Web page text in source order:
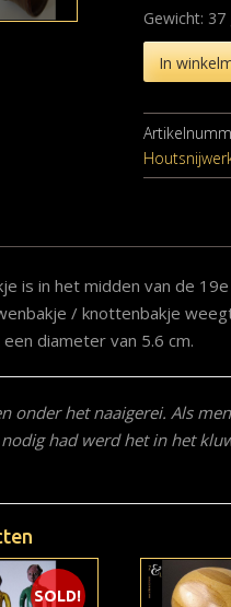
Gewicht: 37
In
is in het midden van de
/ knottenbakje
diameter van 5.6 cm.
onder het naaigerei. Als
had werd het in het
SOLD!